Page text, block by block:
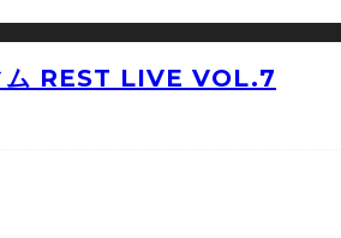
ム REST LIVE VOL.7